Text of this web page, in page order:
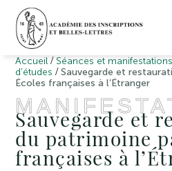
Accueil / Séances et manifestations
d'études /Sauvegarde et
Écoles françaises à l’Étranger
Sauvegarde et
du patrimoine
françaises à